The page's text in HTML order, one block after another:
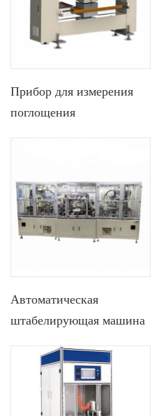
Прибор для измерения
поглощения
поверхностной
плотности
Автоматическая
штабелирующая машина
для производства
призматических ячеек